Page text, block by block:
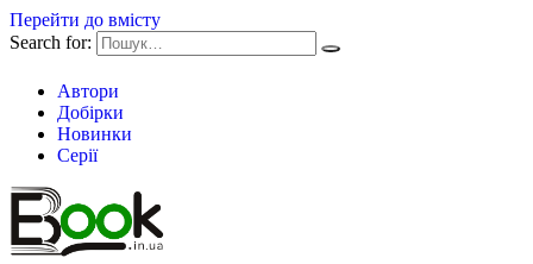
Перейти до вмісту
Search for:
Автори
Добірки
Новинки
Серії